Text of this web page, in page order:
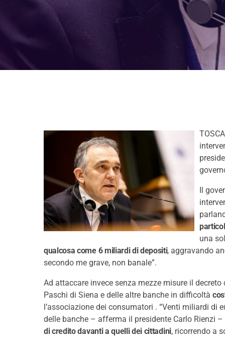
Il
una
qualcosa come 6 miliardi di depositi, aggravando
secondo me grave, non banale”.
Ad attaccare invece senza mezze misure il decreto
Paschi di Siena e delle altre banche in difficoltà
l’associazione dei consumatori . “Venti miliardi
delle banche – afferma il presidente Carlo Rienzi
di credito davanti a quelli dei cittadini, ricorrendo a